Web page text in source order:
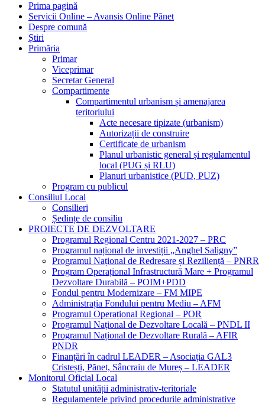
Prima pagină
Servicii Online – Avansis Online Pănet
Despre comună
Știri
Primăria
Primar
Viceprimar
Secretar General
Compartimente
Compartimentul urbanism și amenajarea
teritoriului
Acte necesare tipizate (urbanism)
Autorizații de construire
Certificate de urbanism
Planul urbanistic general și regulamentul
local (PUG și RLU)
Planuri urbanistice (PUD, PUZ)
Program cu publicul
Consiliul Local
Consilieri
Ședințe de consiliu
PROIECTE DE DEZVOLTARE
Programul Regional Centru 2021-2027 – PRC
Programul național de investiții „Anghel Saligny”
Programul Național de Redresare și Reziliență – PNRR
Program Operațional Infrastructură Mare + Programul
Dezvoltare Durabilă – POIM+PDD
Fondul pentru Modernizare – FM MIPE
Administrația Fondului pentru Mediu – AFM
Programul Operațional Regional – POR
Programul Național de Dezvoltare Locală – PNDL II
Programul Național de Dezvoltare Rurală – AFIR
PNDR
Finanțări în cadrul LEADER – Asociația GAL3
Cristești, Pănet, Sâncraiu de Mureș – LEADER
Monitorul Oficial Local
Statutul unității administrativ-teritoriale
Regulamentele privind procedurile administrative